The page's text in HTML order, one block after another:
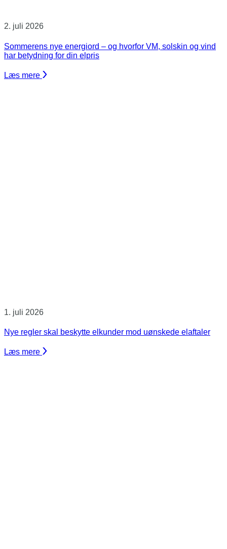
2. juli 2026
Sommerens nye energiord – og hvorfor VM, solskin og vind
har betydning for din elpris
Læs mere
1. juli 2026
Nye regler skal beskytte elkunder mod uønskede elaftaler
Læs mere